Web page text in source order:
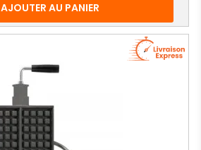
AJOUTER AU PANIER